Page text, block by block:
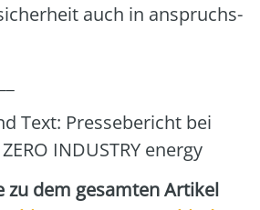
auch in anspruchs­
Text: Pres­se­be­richt bei
INDUSTRY ener­gy
zu dem gesam­ten Arti­kel